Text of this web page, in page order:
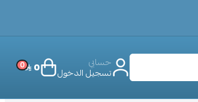
حسابي
تسجيل الدخول 0 0